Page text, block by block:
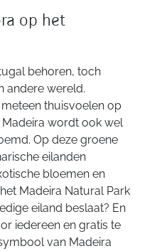
op het
behoren, toch
andere wereld.
thuisvoelen op
wordt ook wel
Op deze groene
eilanden
bloemen en
Madeira Natural Park
eiland beslaat? En
iedereen en gratis te
van Madeira